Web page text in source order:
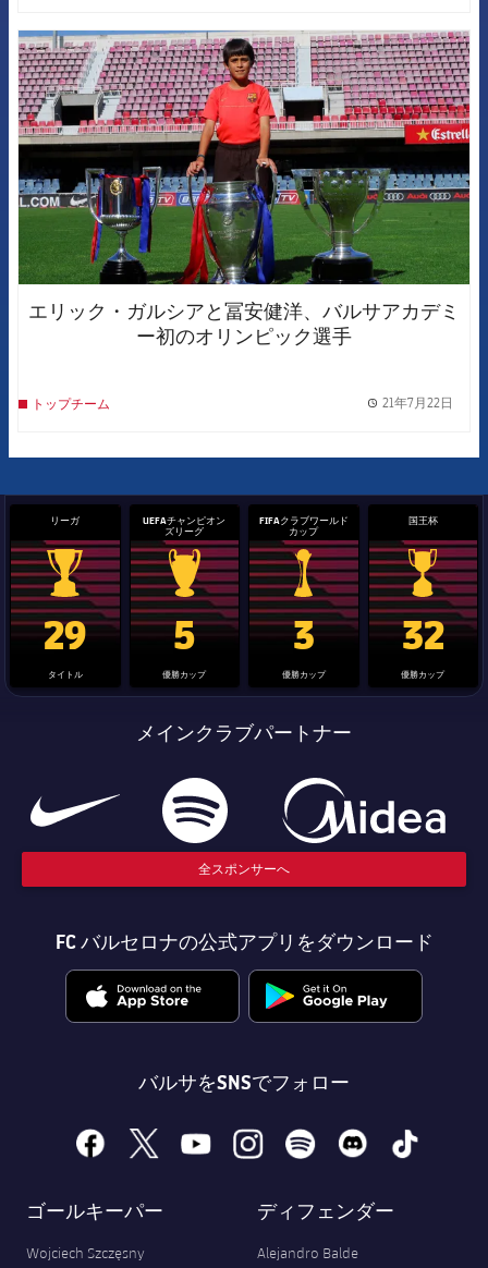
FCB Barcelona badge
エリック・ガルシアと冨安健洋、バルサアカデミ
ー初のオリンピック選手
トップチーム 21年7月22日
リーガ
La Liga trophy
29
タイトル
UEFAチャンピオン
ズリーグ
Champions League trophy
5
優勝カップ
FIFAクラブワールド
カップ
label.aria.clubworldcup
3
優勝カップ
国王杯
国王杯
32
優勝カップ
メインクラブパートナー
全スポンサーへ
FC バルセロナの公式アプリをダウンロード
バルサをSNSでフォロー
facebook
x youtubeinstagramspotify discord tiktok
ゴールキーパー
Wojciech Szczęsny
ディフェンダー
Alejandro Balde